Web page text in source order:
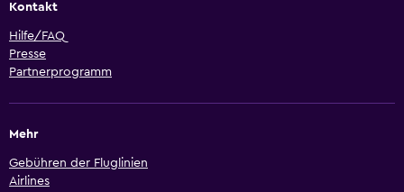
Kontakt
Hilfe/FAQ
Presse
Partnerprogramm
Mehr
Gebühren der Fluglinien
Airlines